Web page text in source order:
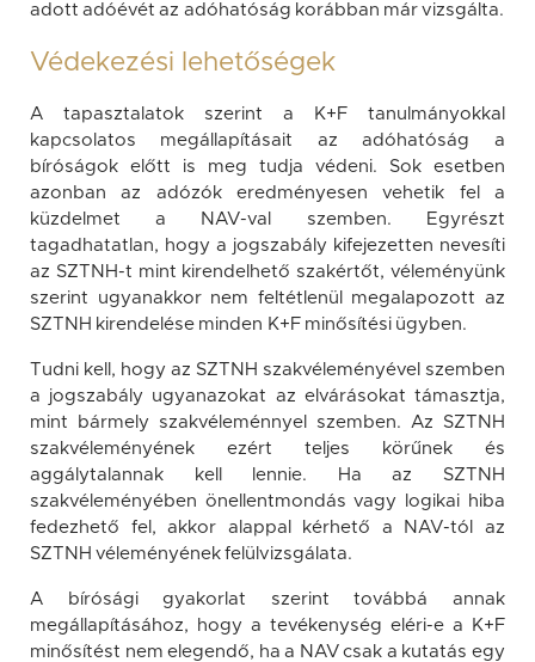
adott adóévét az adóhatóság korábban már vizsgálta.
Védekezési lehetőségek
A tapasztalatok szerint a K+F tanulmányokkal
kapcsolatos megállapításait az adóhatóság a
bíróságok előtt is meg tudja védeni. Sok esetben
azonban az adózók eredményesen vehetik fel a
küzdelmet a NAV-val szemben. Egyrészt
tagadhatatlan, hogy a jogszabály kifejezetten nevesíti
az SZTNH-t mint kirendelhető szakértőt, véleményünk
szerint ugyanakkor nem feltétlenül megalapozott az
SZTNH kirendelése minden K+F minősítési ügyben.
Tudni kell, hogy az SZTNH szakvéleményével szemben
a jogszabály ugyanazokat az elvárásokat támasztja,
mint bármely szakvéleménnyel szemben. Az SZTNH
szakvéleményének ezért teljes körűnek és
aggálytalannak kell lennie. Ha az SZTNH
szakvéleményében önellentmondás vagy logikai hiba
fedezhető fel, akkor alappal kérhető a NAV-tól az
SZTNH véleményének felülvizsgálata.
A bírósági gyakorlat szerint továbbá annak
megállapításához, hogy a tevékenység eléri-e a K+F
minősítést nem elegendő, ha a NAV csak a kutatás egy